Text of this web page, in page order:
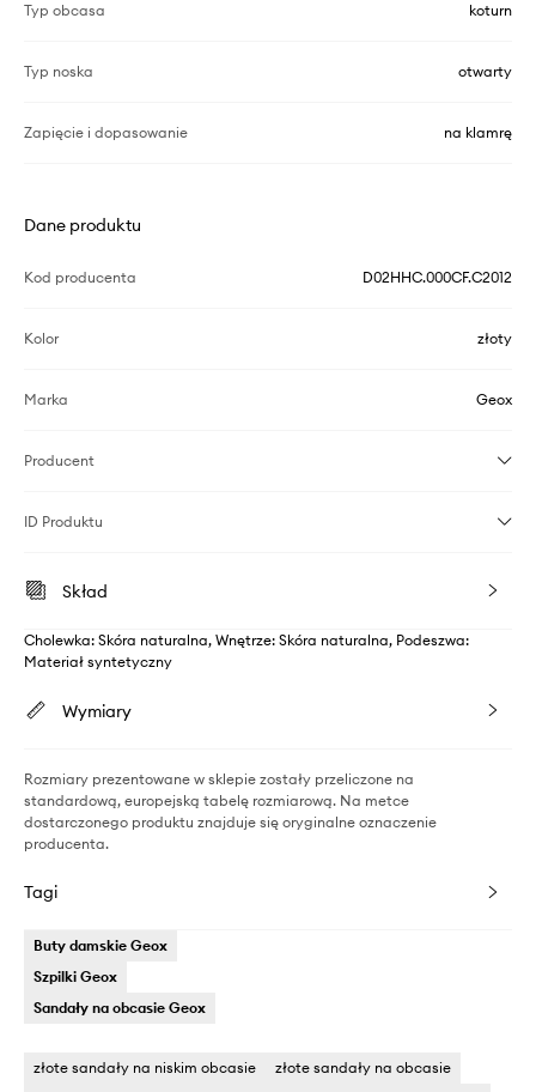
Typ obcasa koturn
Typ noska otwarty
Zapięcie i dopasowanie na klamrę
Dane produktu
Kod producenta D02HHC.000CF.C2012
Kolor złoty
Marka Geox
Producent
ID Produktu
Skład
Cholewka: Skóra naturalna, Wnętrze: Skóra naturalna, Podeszwa:
Materiał syntetyczny
Wymiary
Rozmiary prezentowane w sklepie zostały przeliczone na
standardową, europejską tabelę rozmiarową. Na metce
dostarczonego produktu znajduje się oryginalne oznaczenie
producenta.
Tagi
Buty damskie Geox
Szpilki Geox
Sandały na obcasie Geox
złote sandały na niskim obcasie
złote sandały na obcasie